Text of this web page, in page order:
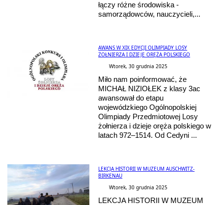
łączy różne środowiska -
samorządowców, nauczycieli,...
AWANS W XIX EDYCJI OLIMPIADY LOSY
ŻOŁNIERZA I DZIEJE ORĘŻA POLSKIEGO
Wtorek, 30 grudnia 2025
Miło nam poinformować, że
MICHAŁ NIZIOŁEK z klasy 3ac
awansował do etapu
wojewódzkiego Ogólnopolskiej
Olimpiady Przedmiotowej Losy
żołnierza i dzieje oręża polskiego w
latach 972–1514. Od Cedyni ...
LEKCJA HISTORII W MUZEUM AUSCHWITZ-
BIRKENAU
Wtorek, 30 grudnia 2025
LEKCJA HISTORII W MUZEUM